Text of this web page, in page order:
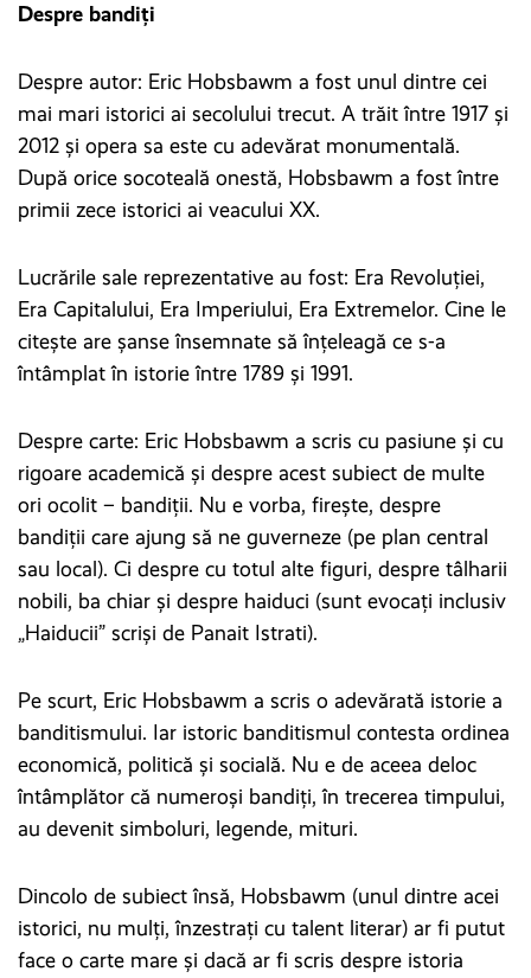
Despre bandiți
Despre autor: Eric Hobsbawm a fost unul dintre cei
mai mari istorici ai secolului trecut. A trăit între 1917 și
2012 și opera sa este cu adevărat monumentală.
După orice socoteală onestă, Hobsbawm a fost între
primii zece istorici ai veacului XX.
Lucrările sale reprezentative au fost: Era Revoluției,
Era Capitalului, Era Imperiului, Era Extremelor. Cine le
citește are șanse însemnate să înțeleagă ce s-a
întâmplat în istorie între 1789 și 1991.
Despre carte: Eric Hobsbawm a scris cu pasiune și cu
rigoare academică și despre acest subiect de multe
ori ocolit – bandiții. Nu e vorba, firește, despre
bandiții care ajung să ne guverneze (pe plan central
sau local). Ci despre cu totul alte figuri, despre tâlharii
nobili, ba chiar și despre haiduci (sunt evocați inclusiv
„Haiducii” scriși de Panait Istrati).
Pe scurt, Eric Hobsbawm a scris o adevărată istorie a
banditismului. Iar istoric banditismul contesta ordinea
economică, politică și socială. Nu e de aceea deloc
întâmplător că numeroși bandiți, în trecerea timpului,
au devenit simboluri, legende, mituri.
Dincolo de subiect însă, Hobsbawm (unul dintre acei
istorici, nu mulți, înzestrați cu talent literar) ar fi putut
face o carte mare și dacă ar fi scris despre istoria